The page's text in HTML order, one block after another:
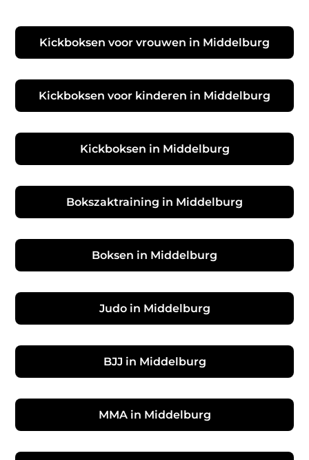
Kickboksen voor vrouwen in Middelburg
Kickboksen voor kinderen in Middelburg
Kickboksen in Middelburg
Bokszaktraining in Middelburg
Boksen in Middelburg
Judo in Middelburg
BJJ in Middelburg
MMA in Middelburg